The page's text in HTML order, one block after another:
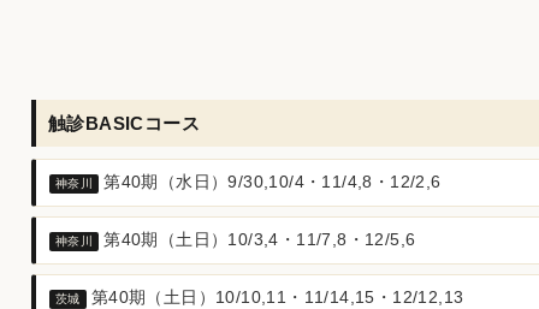
触診BASICコース
神奈川 第40期（水日）9/30,10/4・11/4,8・12/2,6
神奈川 第40期（土日）10/3,4・11/7,8・12/5,6
茨城 第40期（土日）10/10,11・11/14,15・12/12,13